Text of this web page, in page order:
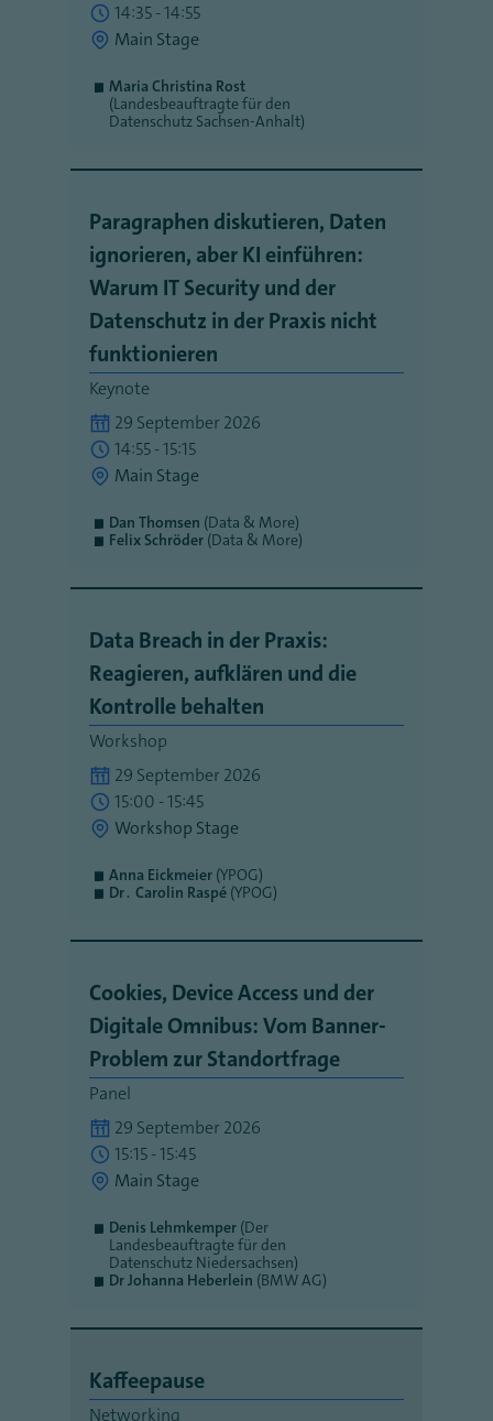
14:35 - 14:55
Main Stage
Maria Christina Rost
(Landesbeauftragte für den
Datenschutz Sachsen-Anhalt)
Paragraphen diskutieren, Daten
ignorieren, aber KI einführen:
Warum IT Security und der
Datenschutz in der Praxis nicht
funktionieren
Keynote
29 September 2026
14:55 - 15:15
Main Stage
Dan Thomsen (Data & More)
Felix Schröder (Data & More)
Data Breach in der Praxis:
Reagieren, aufklären und die
Kontrolle behalten
Workshop
29 September 2026
15:00 - 15:45
Workshop Stage
Anna Eickmeier (YPOG)
Dr․ Carolin Raspé (YPOG)
Cookies, Device Access und der
Digitale Omnibus: Vom Banner-
Problem zur Standortfrage
Panel
29 September 2026
15:15 - 15:45
Main Stage
Denis Lehmkemper (Der
Landesbeauftragte für den
Datenschutz Niedersachsen)
Dr Johanna Heberlein (BMW AG)
Kaffeepause
Networking